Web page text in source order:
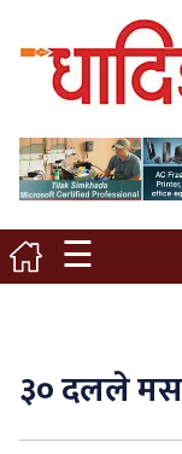
☰
मुख्य पृष्ठ
स्थानीय समाचार
विचार / ब्लग
नगर/गाउँ पालिका
कृषि/सहकारी
३० दलले